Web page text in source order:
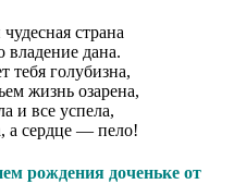
страна
владение дана.
тебя голубизна,
жизнь озарена,
и все успела,
а сердце — пело!
рождения доченьке от